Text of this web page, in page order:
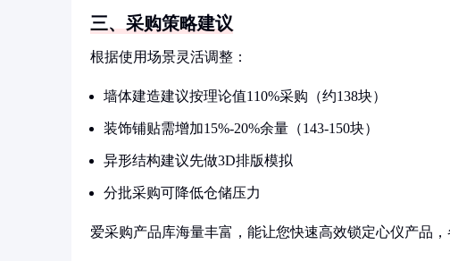
三、采购策略建议
根据使用场景灵活调整：
墙体建造建议按理论值110%采购（约138块）
装饰铺贴需增加15%-20%余量（143-150块）
异形结构建议先做3D排版模拟
分批采购可降低仓储压力
爱采购产品库海量丰富，能让您快速高效锁定心仪产品